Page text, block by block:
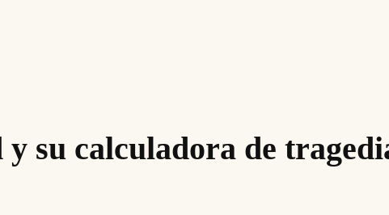
su calculadora de